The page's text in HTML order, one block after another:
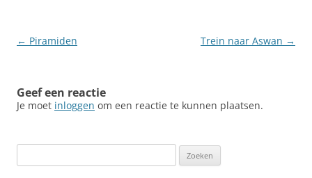
Berichtnavigatie
← Piramiden Trein naar Aswan →
Geef een reactie
Je moet inloggen om een reactie te kunnen plaatsen.
naar: